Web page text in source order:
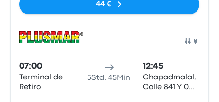
44 €
07:00
Terminal de
Retiro
5Std. 45Min.
12:45
Chapadmalal,
Calle 841 Y 0